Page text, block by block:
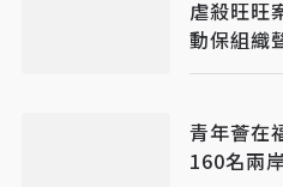
虐殺旺旺
動保組織
手
青年薈在
160名兩